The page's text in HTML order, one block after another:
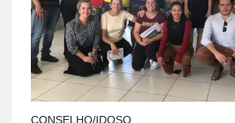
CONSELHO/IDOSO